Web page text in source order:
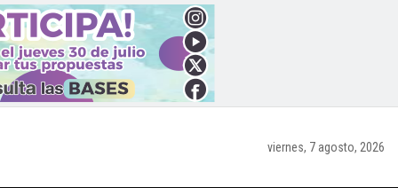
viernes, 7 agosto, 2026